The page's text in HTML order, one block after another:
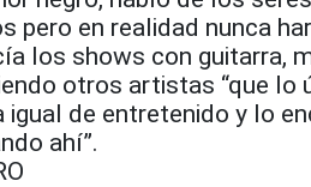
pero en realidad nunca
los shows con guitarra,
otros artistas “que lo
igual de entretenido y lo
ahí”.